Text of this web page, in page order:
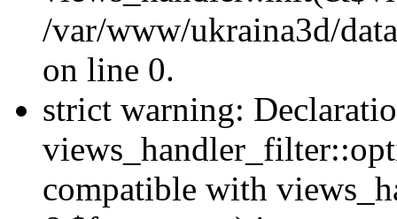
/var/www/ukraina3d/
on line 0.
strict warning:
compatible with